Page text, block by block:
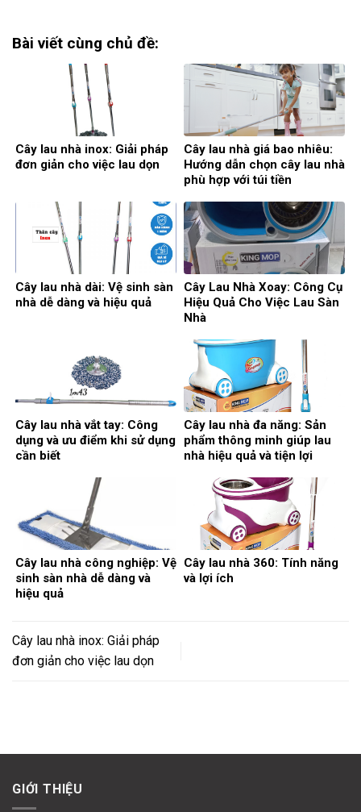
Bài viết cùng chủ đề:
Cây lau nhà inox: Giải pháp
đơn giản cho việc lau dọn
Cây lau nhà giá bao nhiêu:
Hướng dẫn chọn cây lau nhà
phù hợp với túi tiền
Cây lau nhà dài: Vệ sinh sàn
nhà dễ dàng và hiệu quả
Cây Lau Nhà Xoay: Công Cụ
Hiệu Quả Cho Việc Lau Sàn
Nhà
Cây lau nhà vắt tay: Công
dụng và ưu điểm khi sử dụng
cần biết
Cây lau nhà đa năng: Sản
phẩm thông minh giúp lau
nhà hiệu quả và tiện lợi
Cây lau nhà công nghiệp: Vệ
sinh sàn nhà dễ dàng và
hiệu quả
Cây lau nhà 360: Tính năng
và lợi ích
Cây lau nhà inox: Giải pháp
đơn giản cho việc lau dọn
GIỚI THIỆU